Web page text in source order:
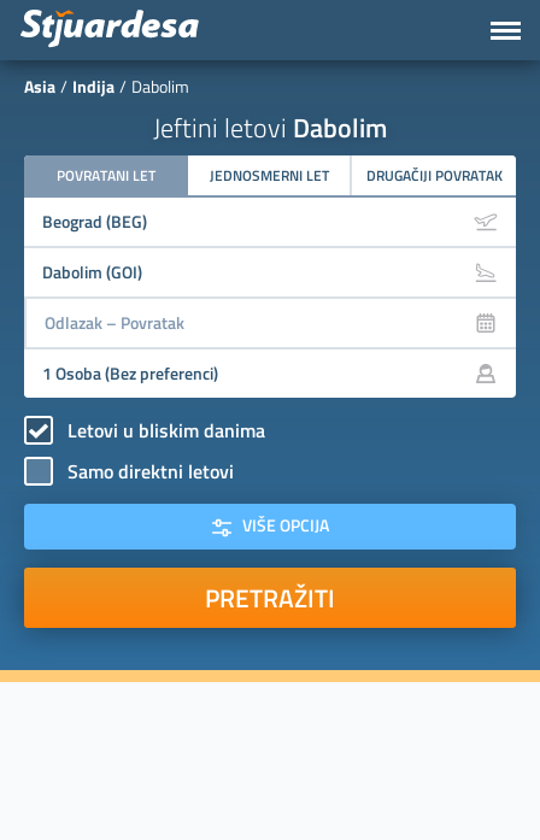
Asia Indija Dabolim
Jeftini letovi Dabolim
POVRATANI LET JEDNOSMERNI LET DRUGAČIJI POVRATAK
Letovi u bliskim danima
Samo direktni letovi
VIŠE OPCIJA
PRETRAŽITI